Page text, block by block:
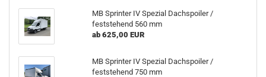
MB Sprinter IV Spezial Dachspoiler /
feststehend 560 mm
ab 625,00 EUR
MB Sprinter IV Spezial Dachspoiler /
feststehend 750 mm